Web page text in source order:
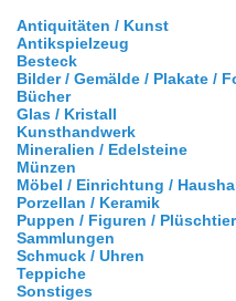
Antiquitäten / Kunst
Antikspielzeug
Besteck
Bilder / Gemälde / Plakate /
Bücher
Glas / Kristall
Kunsthandwerk
Mineralien / Edelsteine
Münzen
Möbel / Einrichtung /
Porzellan / Keramik
Puppen / Figuren /
Sammlungen
Schmuck / Uhren
Teppiche
Sonstiges